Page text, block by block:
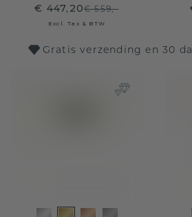
€ 447,20€ 559,-
Excl. Tax & BTW
Gratis verzending en 30